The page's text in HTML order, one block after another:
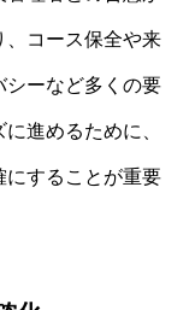
、コース保全や来
シーなど多くの要
進めるために、
にすることが重要